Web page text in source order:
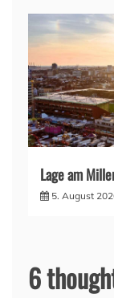
Lage am
5. August
6